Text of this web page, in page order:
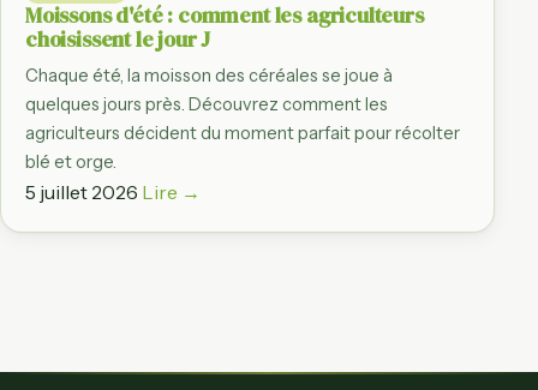
Moissons d'été : comment les agriculteurs
choisissent le jour J
Chaque été, la moisson des céréales se joue à
quelques jours près. Découvrez comment les
agriculteurs décident du moment parfait pour récolter
blé et orge.
5 juillet 2026 Lire →